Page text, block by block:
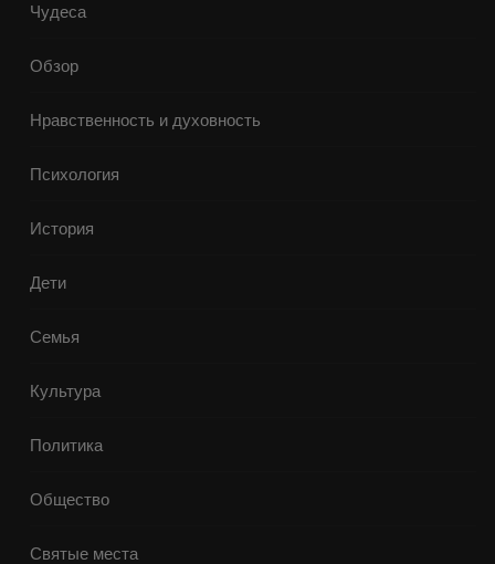
Чудеса
Обзор
Нравственность и духовность
Психология
История
Дети
Семья
Культура
Политика
Общество
Святые места